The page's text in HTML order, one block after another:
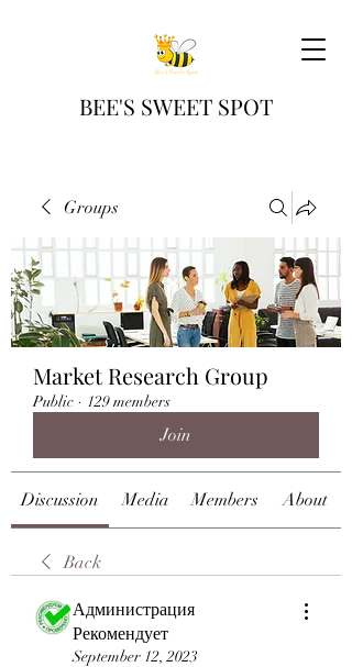
BEE'S SWEET SPOT
Groups
Market Research Group
Public · 129 members
Join
Discussion Media Members About
Back
Администрация
Рекомендует
September 12, 2023